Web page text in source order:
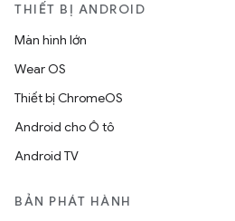
THIẾT BỊ ANDROID
Màn hình lớn
Wear OS
Thiết bị ChromeOS
Android cho Ô tô
Android TV
BẢN PHÁT HÀNH